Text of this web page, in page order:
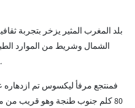
بلد المغرب المثير يزخر بتجربة
الشمال وشريط من الموارد
على الشريطين الأطلسي والمتوسطي.
فمنتجع مرفأ ليكسوس تم
80 كلم جنوب طنجة وهو قريب